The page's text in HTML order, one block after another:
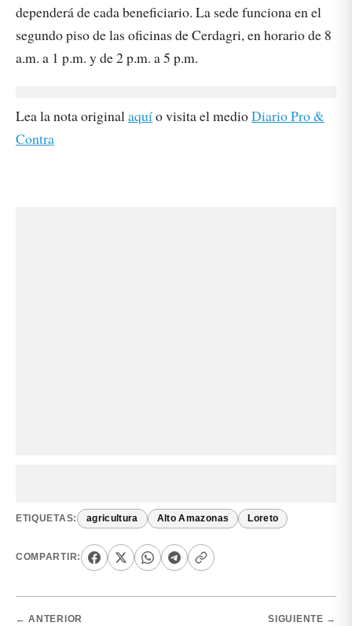
dependerá de cada beneficiario. La sede funciona en el
segundo piso de las oficinas de Cerdagri, en horario de 8
a.m. a 1 p.m. y de 2 p.m. a 5 p.m.
Lea la nota originalaquío visita el medioDiario Pro &
Contra
ETIQUETAS: agricultura Alto Amazonas Loreto
COMPARTIR:
← ANTERIOR SIGUIENTE →